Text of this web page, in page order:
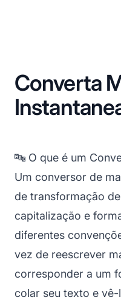
Converta
🔤 O que é um
Um conversor de
de transformação
capitalização e
diferentes
vez de reescrever
corresponder a um
colar seu texto e